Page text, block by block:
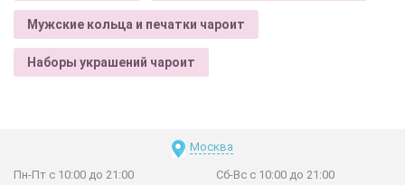
Мужские кольца и печатки чароит
Наборы украшений чароит
Москва
Пн-Пт с 10:00 до 21:00 Сб-Вс с 10:00 до 21:00